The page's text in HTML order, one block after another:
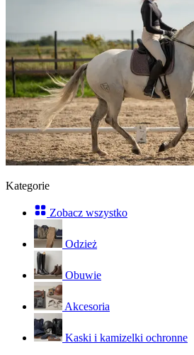
Kategorie
Zobacz wszystko
Odzież
Obuwie
Akcesoria
Kaski i kamizelki ochronne